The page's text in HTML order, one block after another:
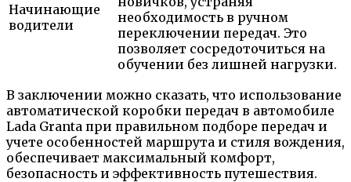
Начинающие
водители
необходимость в ручном
переключении передач. Это
позволяет сосредоточиться на
обучении без лишней нагрузки.
В заключении можно сказать, что использование
автоматической коробки передач в автомобиле
Lada Granta при правильном подборе передач и
учете особенностей маршрута и стиля вождения,
обеспечивает максимальный комфорт,
безопасность и эффективность путешествия.